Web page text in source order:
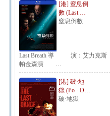
[港] 窒息倒
數 (Last …
窒息倒數
Last Breath 導 演：艾力克斯
帕金森演 …
[港] 破·地
獄 (Po · D…
破·地獄